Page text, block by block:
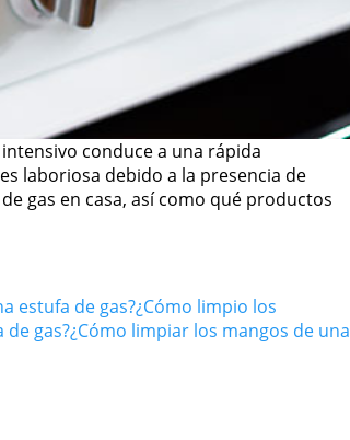
conduce a una rápida
laboriosa debido a la presencia de
gas en casa, así como qué productos
estufa de gas?¿Cómo limpio los
gas?¿Cómo limpiar los mangos de una